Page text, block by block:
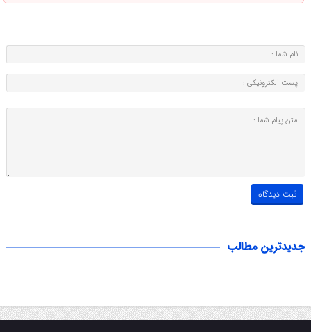
جدیدترین مطالب